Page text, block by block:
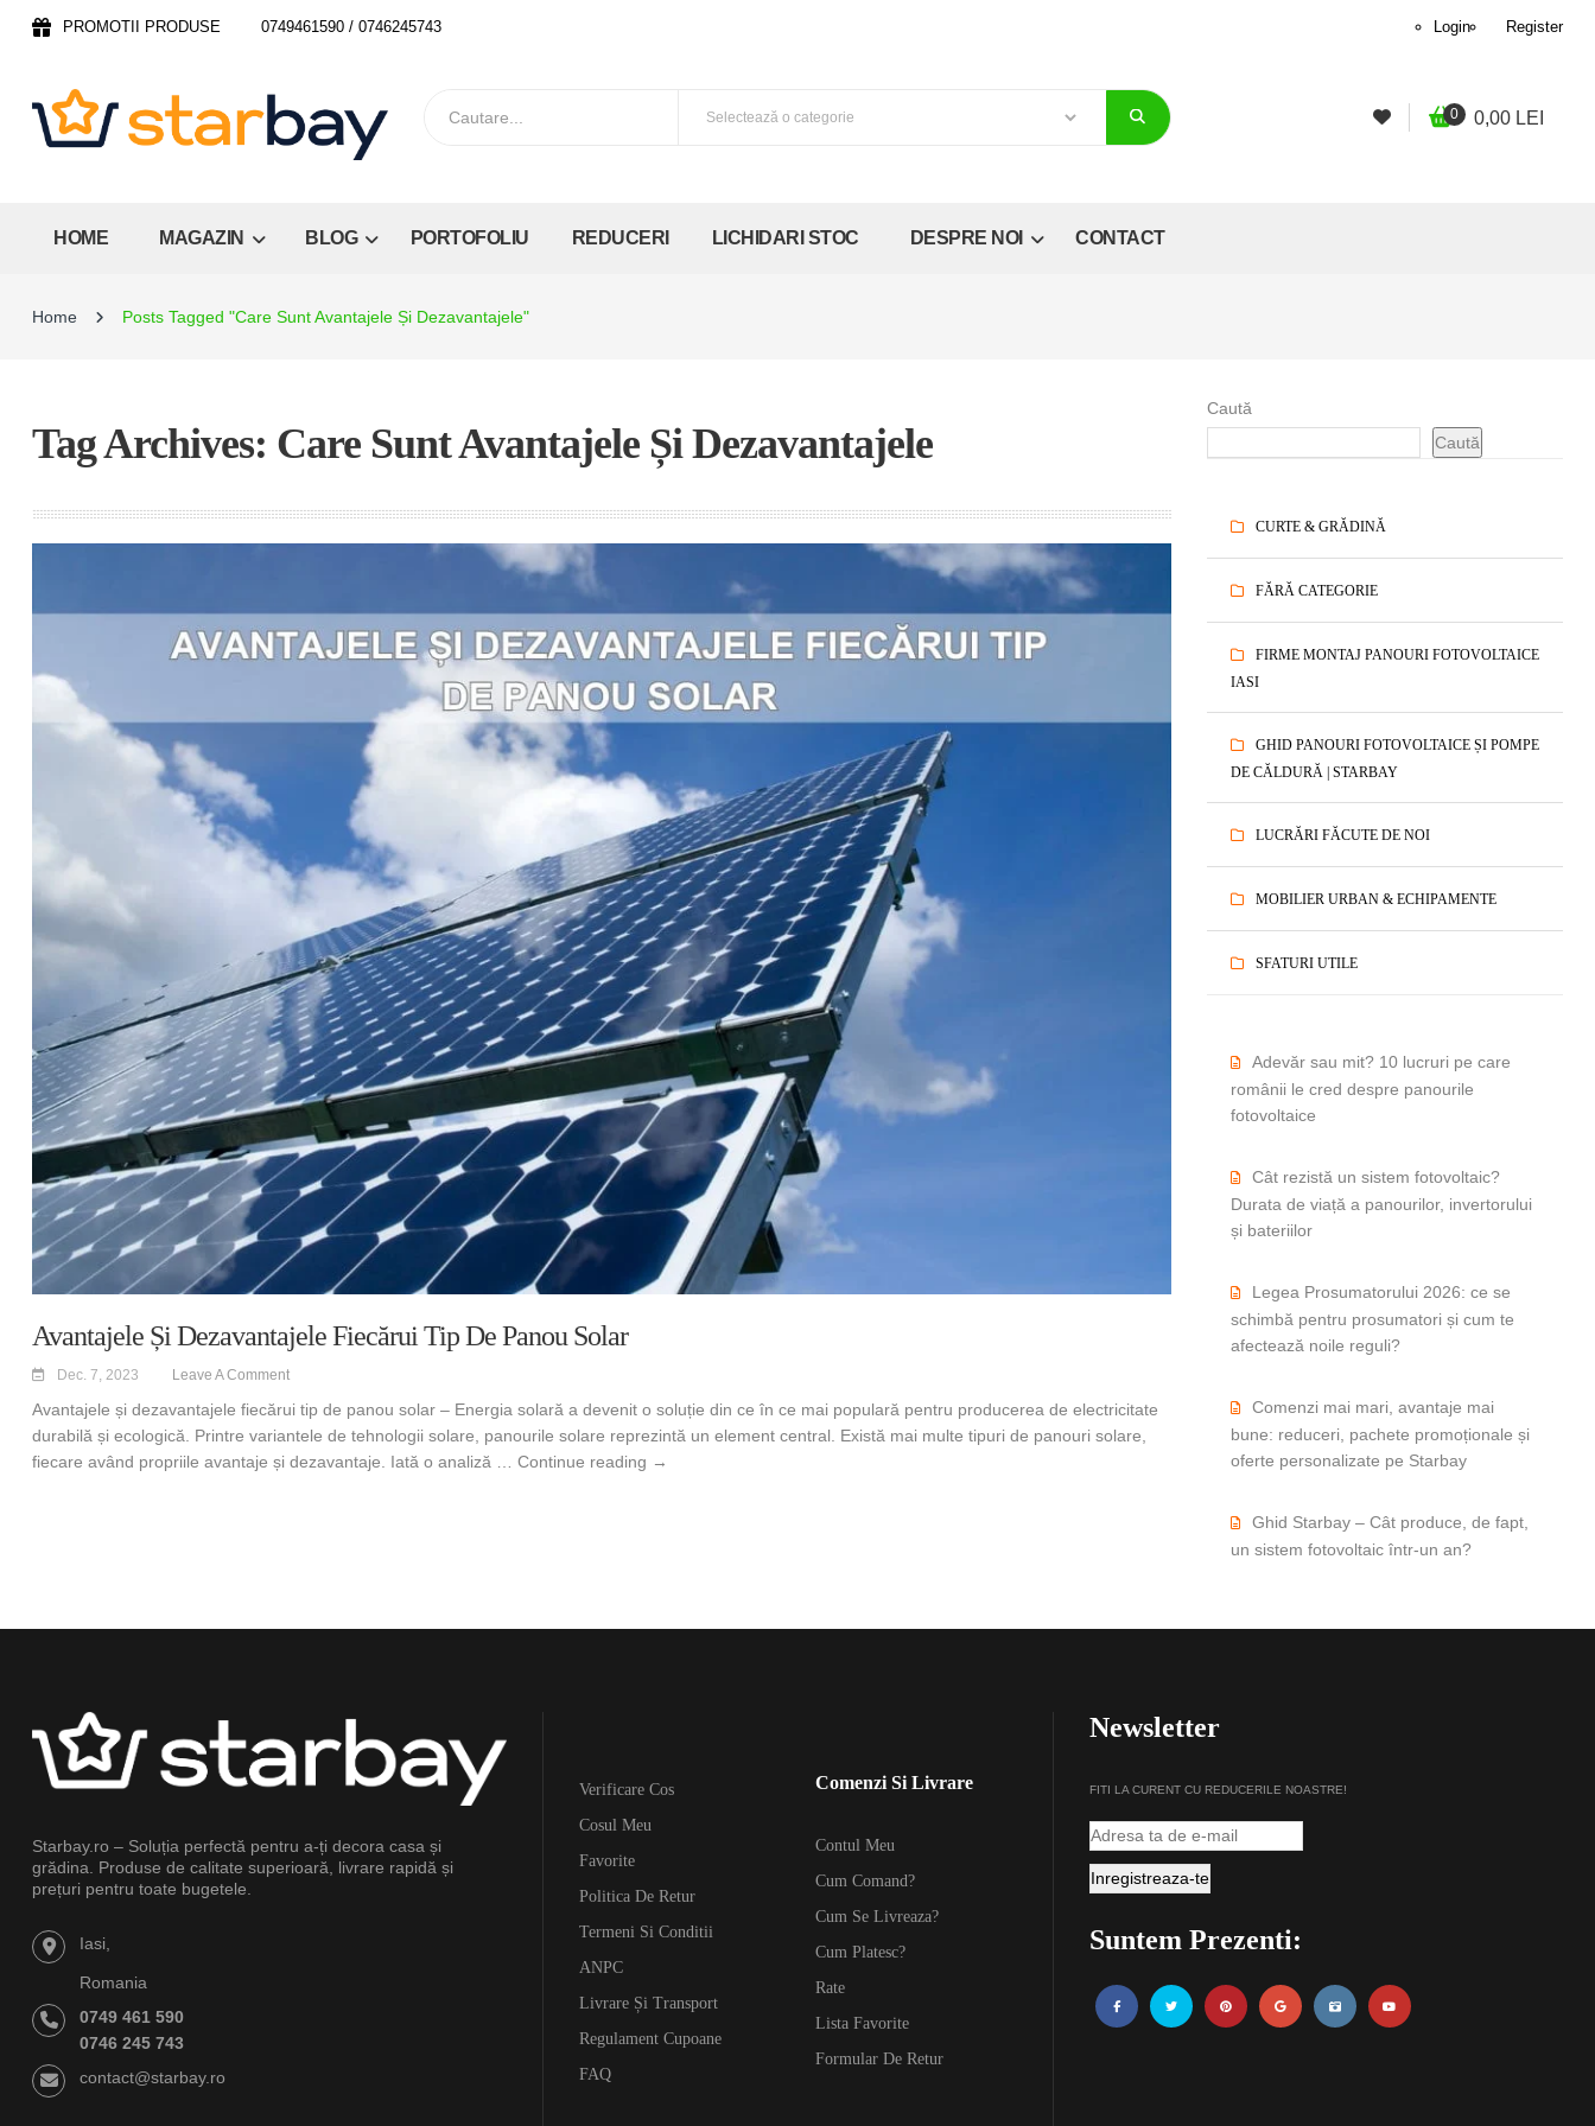
PROMOTII PRODUSE 0749461590 / 0746245743 Login Register
0 0,00 LEI
HOME MAGAZIN BLOG PORTOFOLIU REDUCERI LICHIDARI STOC DESPRE NOI CONTACT
Home Posts Tagged "Care Sunt Avantajele Și Dezavantajele"
Caută
Caută
CURTE & GRĂDINĂ
FĂRĂ CATEGORIE
FIRME MONTAJ PANOURI FOTOVOLTAICE
IASI
GHID PANOURI FOTOVOLTAICE ȘI POMPE
DE CĂLDURĂ | STARBAY
LUCRĂRI FĂCUTE DE NOI
MOBILIER URBAN & ECHIPAMENTE
SFATURI UTILE
Adevăr sau mit? 10 lucruri pe care
românii le cred despre panourile
fotovoltaice
Cât rezistă un sistem fotovoltaic?
Durata de viață a panourilor, invertorului
și bateriilor
Legea Prosumatorului 2026: ce se
schimbă pentru prosumatori și cum te
afectează noile reguli?
Comenzi mai mari, avantaje mai
bune: reduceri, pachete promoționale și
oferte personalizate pe Starbay
Ghid Starbay – Cât produce, de fapt,
un sistem fotovoltaic într-un an?
Tag Archives: Care Sunt Avantajele Și Dezavantajele
Avantajele Și Dezavantajele Fiecărui Tip De Panou Solar
Dec. 7, 2023 Leave A Comment
Avantajele și dezavantajele fiecărui tip de panou solar – Energia solară a devenit o soluție din ce în ce mai populară pentru producerea de electricitate
durabilă și ecologică. Printre variantele de tehnologii solare, panourile solare reprezintă un element central. Există mai multe tipuri de panouri solare,
fiecare având propriile avantaje și dezavantaje. Iată o analiză … Continue reading Avantajele și dezavantajele fiecărui tip de panou solar
→
Starbay.ro – Soluția perfectă pentru a-ți decora casa și
grădina. Produse de calitate superioară, livrare rapidă și
prețuri pentru toate bugetele.
Iasi,
Romania
0749 461 590
0746 245 743
contact@starbay.ro
Verificare Cos
Cosul Meu
Favorite
Politica De Retur
Termeni Si Conditii
ANPC
Livrare Și Transport
Regulament Cupoane
FAQ
Comenzi Si Livrare
Contul Meu
Cum Comand?
Cum Se Livreaza?
Cum Platesc?
Rate
Lista Favorite
Formular De Retur
Newsletter
FITI LA CURENT CU REDUCERILE NOASTRE!
Suntem Prezenti: